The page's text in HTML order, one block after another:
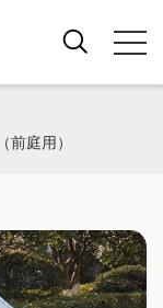
庭用）